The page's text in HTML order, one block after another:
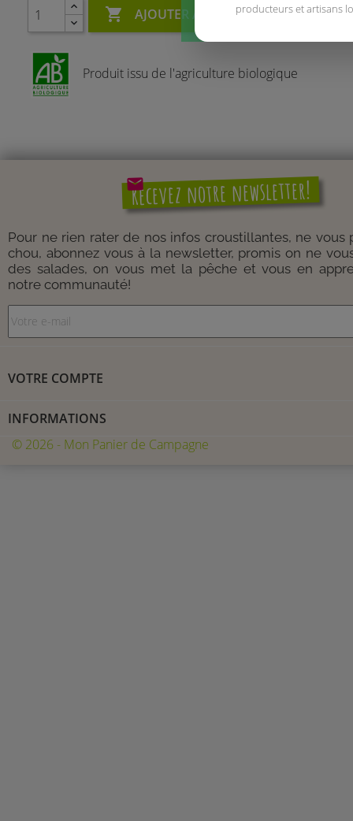
 AJOUTER AU PANIER
Produit issu de l'agriculture biologique
mail
Recevez notre newsletter!
Pour ne rien rater de nos infos croustillantes, ne vous
chou, abonnez vous à la newsletter, promis on ne
des salades, on vous met la pêche et vous en
notre communauté!
VOTRE COMPTE
INFORMATIONS
© 2026 - Mon Panier de Campagne
producteurs et artisans